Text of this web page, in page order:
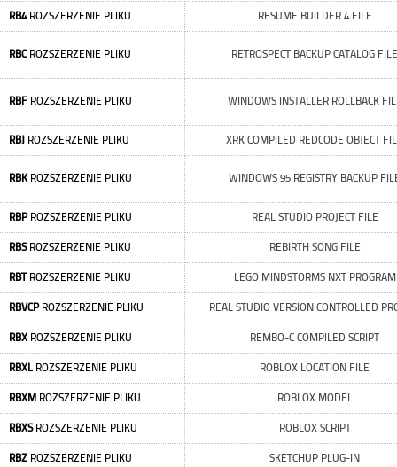
RB4ROZSZERZENIE PLIKU RESUME BUILDER 4 FILE
RBCROZSZERZENIE PLIKU RETROSPECT BACKUP CATALOG FILE
RBF ROZSZERZENIE PLIKU WINDOWS INSTALLER ROLLBACK
RBJ ROZSZERZENIE PLIKU XRK COMPILED REDCODE OBJECT
RBKROZSZERZENIE PLIKU WINDOWS 95 REGISTRY BACKUP
RBPROZSZERZENIE PLIKU REAL STUDIO PROJECT FILE
RBSROZSZERZENIE PLIKU REBIRTH SONG FILE
RBTROZSZERZENIE PLIKU LEGO MINDSTORMS NXT PROGRAM
RBVCPROZSZERZENIE PLIKU REAL STUDIO VERSION CONTROLLED
RBXROZSZERZENIE PLIKU REMBO-C COMPILED SCRIPT
RBXLROZSZERZENIE PLIKU ROBLOX LOCATION FILE
RBXM ROZSZERZENIE PLIKU ROBLOX MODEL
RBXSROZSZERZENIE PLIKU ROBLOX SCRIPT
RBZ ROZSZERZENIE PLIKU SKETCHUP PLUG-IN